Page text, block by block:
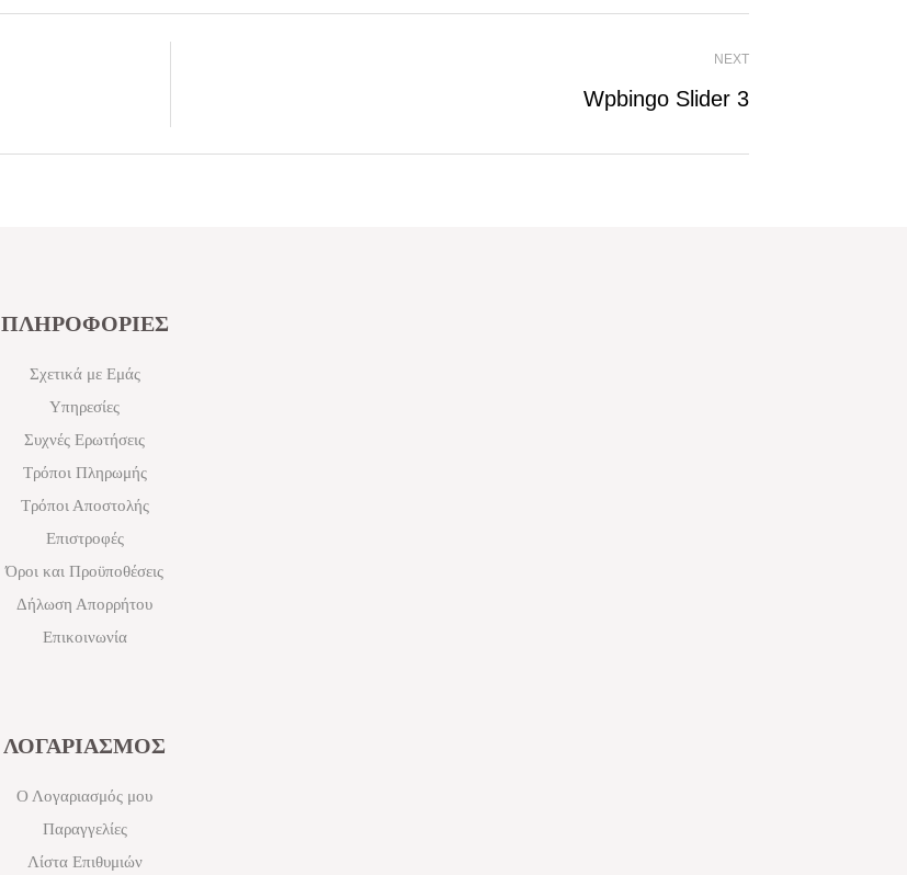
NEXT
Wpbingo Slider 3
ΠΛΗΡΟΦΟΡΙΕΣ
Σχετικά με Εμάς
Υπηρεσίες
Συχνές Ερωτήσεις
Τρόποι Πληρωμής
Τρόποι Αποστολής
Επιστροφές
Όροι και Προϋποθέσεις
Δήλωση Απορρήτου
Επικοινωνία
ΛΟΓΑΡΙΑΣΜΟΣ
Ο Λογαριασμός μου
Παραγγελίες
Λίστα Επιθυμιών